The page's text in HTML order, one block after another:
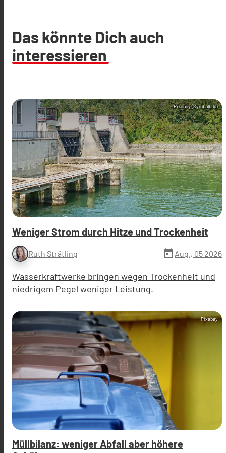
Das könnte Dich auch
interessieren
Pixabay (Symbolbild)
Weniger Strom durch Hitze und Trockenheit
Ruth Strätling today Aug., 05 2026
Wasserkraftwerke bringen wegen Trockenheit und
niedrigem Pegel weniger Leistung.
Pixabay
Müllbilanz: weniger Abfall aber höhere